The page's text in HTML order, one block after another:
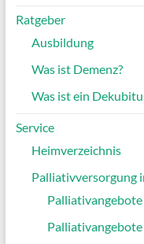
Ratgeber
Ausbildung
Was ist Demenz?
Was ist ein
Service
Heimverzeichnis
Palliativversorgung